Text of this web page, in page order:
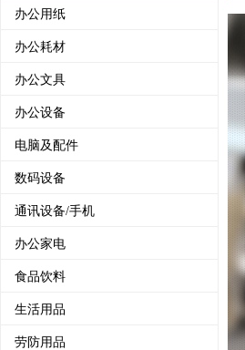
办公用纸
办公耗材
办公文具
办公设备
电脑及配件
数码设备
通讯设备/手机
办公家电
食品饮料
生活用品
劳防用品